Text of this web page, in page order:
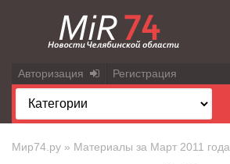
Авторизация Регистрация
Мир74.ру » Материалы за Март 2011 года